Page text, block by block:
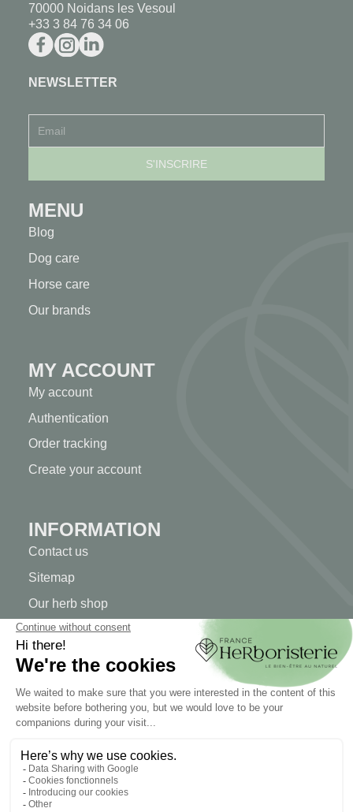
70000 Noidans les Vesoul
+33 3 84 76 34 06
NEWSLETTER
MENU
Blog
Dog care
Horse care
Our brands
MY ACCOUNT
My account
Authentication
Order tracking
Create your account
INFORMATION
Contact us
Sitemap
Our herb shop
Delivery
Secure payment
TERMS OF USE
Terms and conditions of sale